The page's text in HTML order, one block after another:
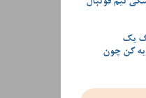
یک
کن چون